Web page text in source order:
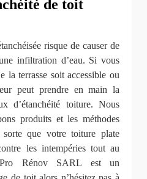
de toit
risque de causer de
infiltration d’eau. Si vous
la terrasse soit accessible ou
peut prendre en main la
d’étanchéité toiture. Nous
produits et les méthodes
que votre toiture plate
les intempéries tout au
Rénov SARL est un